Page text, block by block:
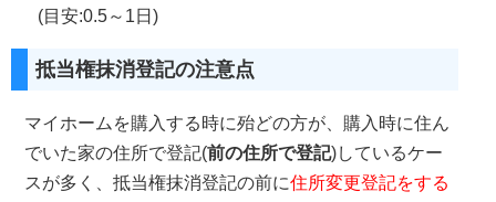
(目安:0.5～1日)
抵当権抹消登記の注意点
マイホームを購入する時に殆どの方が、購入時に住ん
でいた家の住所で登記(前の住所で登記)しているケー
スが多く、抵当権抹消登記の前に住所変更登記をする